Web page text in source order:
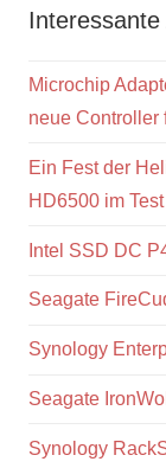
Interessante
Microchip
neue Controller
Ein Fest der
HD6500 im
Intel SSD DC
Seagate
Synology
Seagate
Synology